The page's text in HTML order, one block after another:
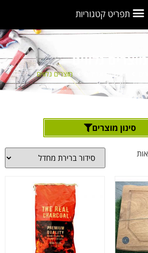
מוצרים נלווים
מעשנות וגרילים מוצרים נלווים
סינון מוצרים